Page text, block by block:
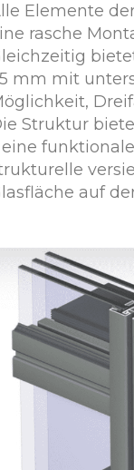
Elemente
rasche
mm mit
Struktur
eine
auf